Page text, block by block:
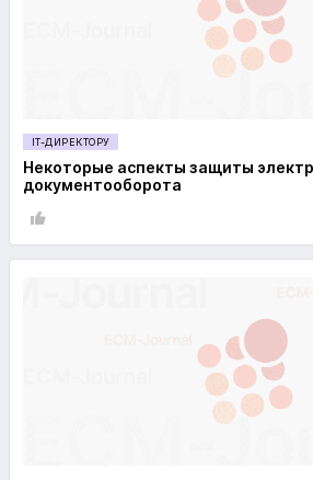
IT-ДИРЕКТОРУ
Некоторые аспекты защиты
документооборота